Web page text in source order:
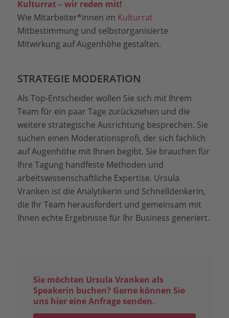
Kulturrat – wir reden mit!
Wie Mitarbeiter*innen im Kulturrat
Mitbestimmung und selbstorganisierte
Mitwirkung auf Augenhöhe gestalten.
STRATEGIE MODERATION
Als Top-Entscheider wollen Sie sich mit Ihrem
Team für ein paar Tage zurückziehen und die
weitere strategische Ausrichtung besprechen. Sie
suchen einen Moderationsprofi, der sich fachlich
auf Augenhöhe mit Ihnen begibt. Sie brauchen für
Ihre Tagung handfeste Methoden und
arbeitswissenschaftliche Expertise. Ursula
Vranken ist die Analytikerin und Schnelldenkerin,
die Ihr Team herausfordert und gemeinsam mit
Ihnen echte Ergebnisse für Ihr Business generiert.
Sie möchten Ursula Vranken als
Speakerin buchen? Gerne können Sie
uns hier eine Anfrage senden.